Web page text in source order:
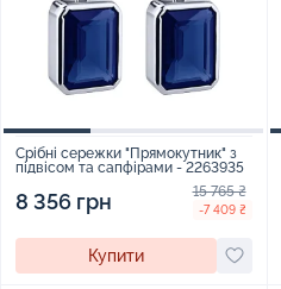
Срібні сережки "Прямокутник" з
підвісом та сапфірами - 2263935
8 356 грн 15 765 ₴
-7 409 ₴
Купити